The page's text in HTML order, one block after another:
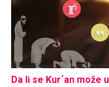
Da li se Kur´an može